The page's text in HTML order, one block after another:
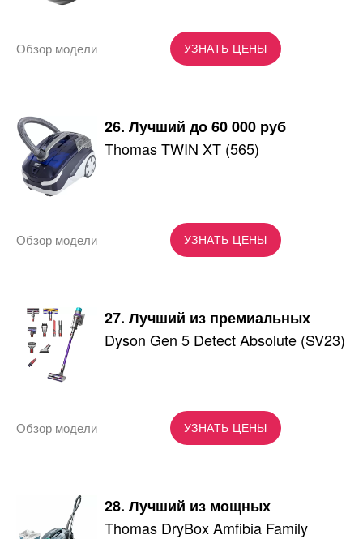
УЗНАТЬ ЦЕНЫ
Обзор модели
26. Лучший до 60 000 руб
Thomas TWIN XT (565)
УЗНАТЬ ЦЕНЫ
Обзор модели
27. Лучший из премиальных
Dyson Gen 5 Detect Absolute (SV23)
УЗНАТЬ ЦЕНЫ
Обзор модели
28. Лучший из мощных
Thomas DryBox Amfibia Family